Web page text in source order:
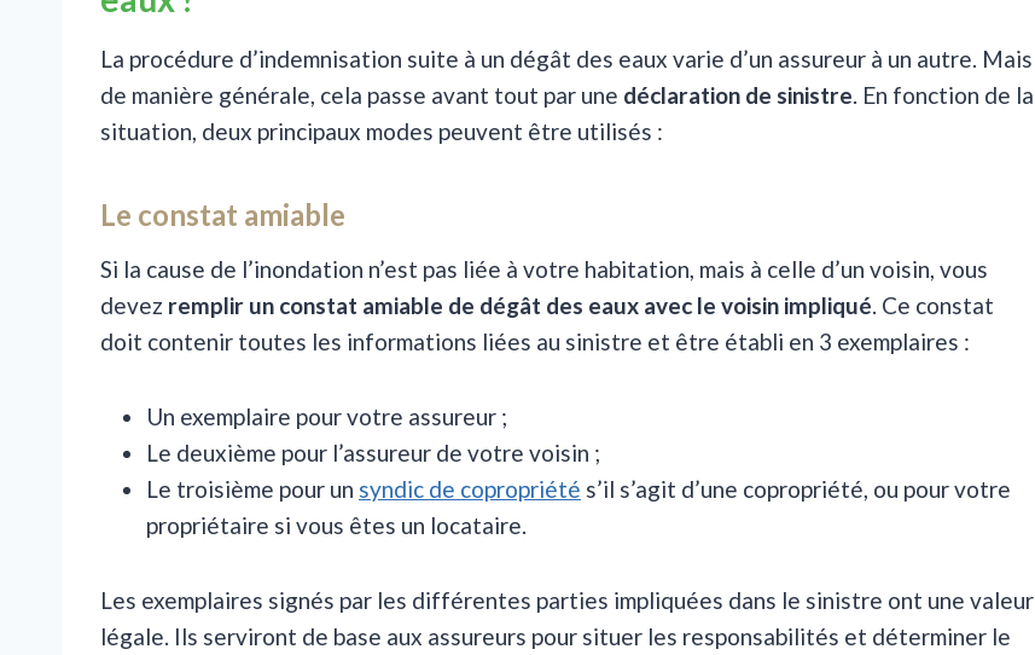
La procédure d’indemnisation suite à un dégât des eaux varie d’un assureur à un autre. Mais
de manière générale, cela passe avant tout par une déclaration de sinistre. En fonction de la
situation, deux principaux modes peuvent être utilisés :
Le constat amiable
Si la cause de l’inondation n’est pas liée à votre habitation, mais à celle d’un voisin, vous
devez remplir un constat amiable de dégât des eaux avec le voisin impliqué. Ce constat
doit contenir toutes les informations liées au sinistre et être établi en 3 exemplaires :
Un exemplaire pour votre assureur ;
Le deuxième pour l’assureur de votre voisin ;
Le troisième pour un syndic de copropriété s’il s’agit d’une copropriété, ou pour votre
propriétaire si vous êtes un locataire.
Les exemplaires signés par les différentes parties impliquées dans le sinistre ont une valeur
légale. Ils serviront de base aux assureurs pour situer les responsabilités et déterminer le